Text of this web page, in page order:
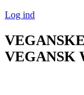
Log ind
VEGANSK